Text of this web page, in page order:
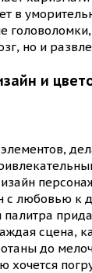
в
но и
и
с любовью к
сцена,
до
хочется